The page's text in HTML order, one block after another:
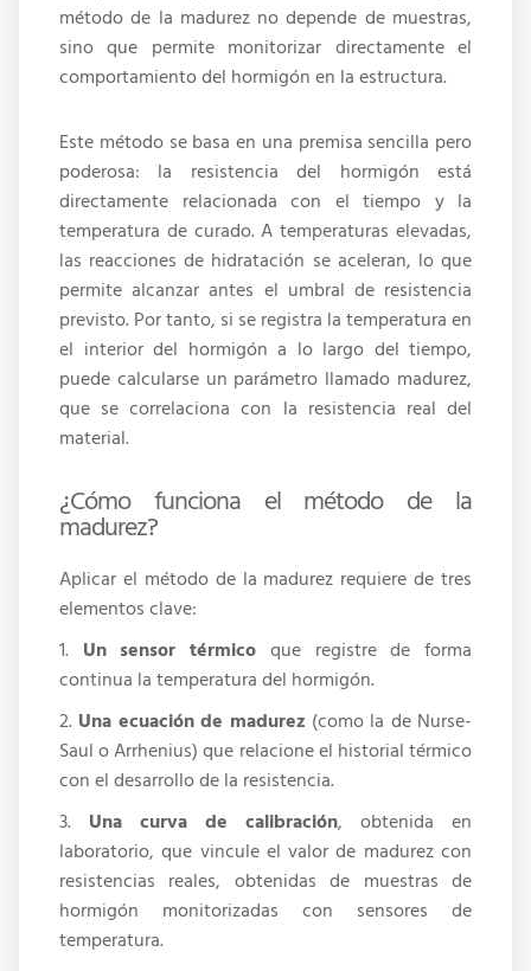
método de la madurez no depende de muestras,
sino que permite monitorizar directamente el
comportamiento del hormigón en la estructura.
Este método se basa en una premisa sencilla pero
poderosa: la resistencia del hormigón está
directamente relacionada con el tiempo y la
temperatura de curado. A temperaturas elevadas,
las reacciones de hidratación se aceleran, lo que
permite alcanzar antes el umbral de resistencia
previsto. Por tanto, si se registra la temperatura en
el interior del hormigón a lo largo del tiempo,
puede calcularse un parámetro llamado madurez,
que se correlaciona con la resistencia real del
material.
¿Cómo funciona el método de la
madurez?
Aplicar el método de la madurez requiere de tres
elementos clave:
1. Un sensor térmico que registre de forma
continua la temperatura del hormigón.
2. Una ecuación de madurez (como la de Nurse-
Saul o Arrhenius) que relacione el historial térmico
con el desarrollo de la resistencia.
3. Una curva de calibración, obtenida en
laboratorio, que vincule el valor de madurez con
resistencias reales, obtenidas de muestras de
hormigón monitorizadas con sensores de
temperatura.